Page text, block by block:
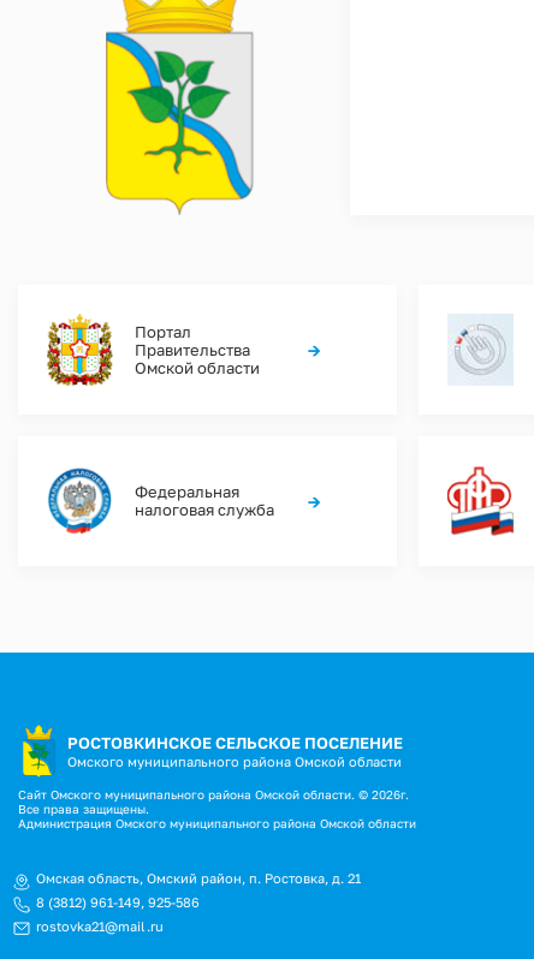
Портал
Правительства
Омской области
→
Федеральная
налоговая служба
→
РОСТОВКИНСКОЕ СЕЛЬСКОЕ ПОСЕЛЕНИЕ
Омского муниципального района Омской области
Сайт Омского муниципального района Омской области. © 2026г.
Все права защищены.
Администрация Омского муниципального района Омской области
Омская область, Омский район, п. Ростовка, д. 21
8 (3812) 961-149, 925-586
rostovka21@mail.ru